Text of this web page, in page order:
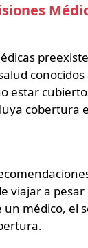
estar
cobertura
viajar a pesar
un médico, el